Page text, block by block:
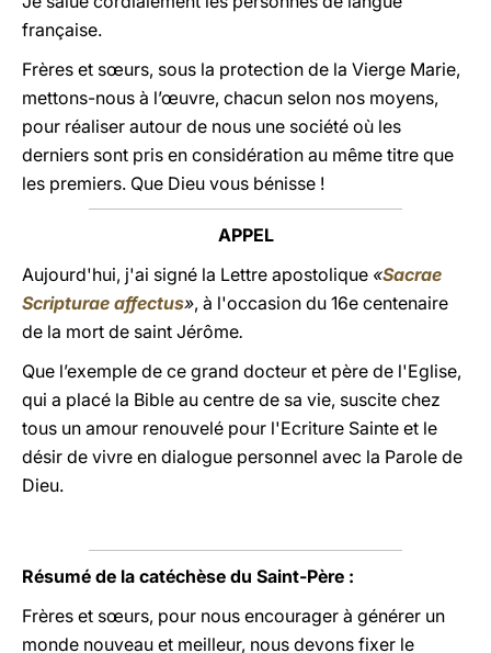
française.
Frères et sœurs, sous la protection de la Vierge Marie,
mettons-nous à l’œuvre, chacun selon nos moyens,
pour réaliser autour de nous une société où les
derniers sont pris en considération au même titre que
les premiers. Que Dieu vous bénisse !
APPEL
Aujourd'hui, j'ai signé la Lettre apostolique «Sacrae
Scripturae affectus», à l'occasion du 16e centenaire
de la mort de saint Jérôme.
Que l’exemple de ce grand docteur et père de l'Eglise,
qui a placé la Bible au centre de sa vie, suscite chez
tous un amour renouvelé pour l'Ecriture Sainte et le
désir de vivre en dialogue personnel avec la Parole de
Dieu.
Résumé de la catéchèse du Saint-Père :
Frères et sœurs, pour nous encourager à générer un
monde nouveau et meilleur, nous devons fixer le